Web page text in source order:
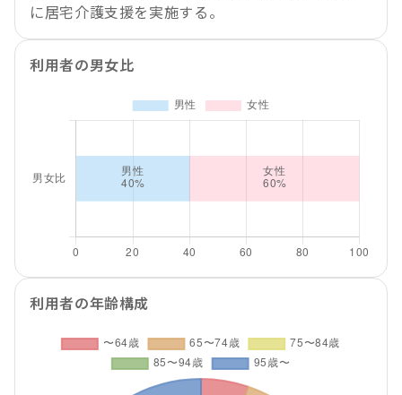
に居宅介護支援を実施する。
利用者の男女比
利用者の年齢構成